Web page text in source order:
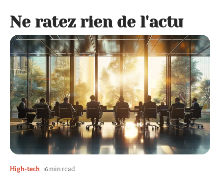
Ne ratez rien de l'actu
High-tech 6 min read